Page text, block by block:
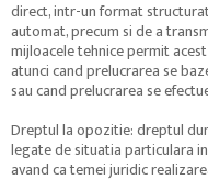
direct, intr-un format
automat, precum si de a
mijloacele tehnice permit
atunci cand prelucrarea se
sau cand prelucrarea se
Dreptul la opozitie: dreptul
legate de situatia particulara
avand ca temei juridic